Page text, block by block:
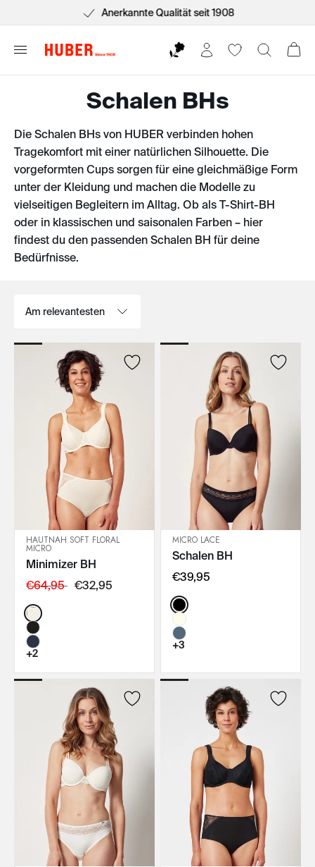
Anerkannte Qualität seit 1908
Schalen BHs
Die Schalen BHs von HUBER verbinden hohen
Tragekomfort mit einer natürlichen Silhouette. Die
vorgeformten Cups sorgen für eine gleichmäßige Form
unter der Kleidung und machen die Modelle zu
vielseitigen Begleitern im Alltag. Ob als T-Shirt-BH
oder in klassischen und saisonalen Farben – hier
findest du den passenden Schalen BH für deine
Bedürfnisse.
HAUTNAH SOFT FLORAL
MICRO
Minimizer BH
€64,95 €32,95
Color:
+2
IN DEN WARENKORB
MICRO LACE
Schalen BH
€39,95
Color:
+3